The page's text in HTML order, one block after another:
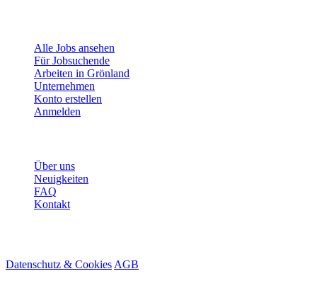
Alle Jobs ansehen
Für Jobsuchende
Arbeiten in Grönland
Unternehmen
Konto erstellen
Anmelden
Über uns
Neuigkeiten
FAQ
Kontakt
Datenschutz & Cookies AGB